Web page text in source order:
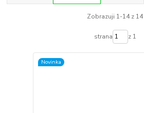
Zobrazuji 1-14 z 14
strana z 1
Novinka